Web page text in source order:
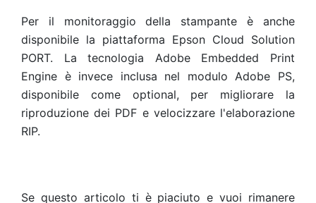
Per il monitoraggio della stampante è anche
disponibile la piattaforma Epson Cloud Solution
PORT. La tecnologia Adobe Embedded Print
Engine è invece inclusa nel modulo Adobe PS,
disponibile come optional, per migliorare la
riproduzione dei PDF e velocizzare l'elaborazione
RIP.
Se questo articolo ti è piaciuto e vuoi rimanere